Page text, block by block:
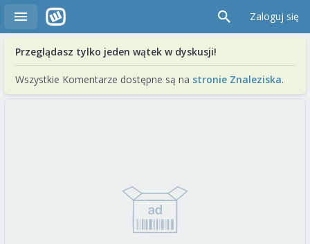
Zaloguj się
Przeglądasz tylko jeden wątek w dyskusji!
Wszystkie Komentarze dostępne są na stronie Znaleziska.